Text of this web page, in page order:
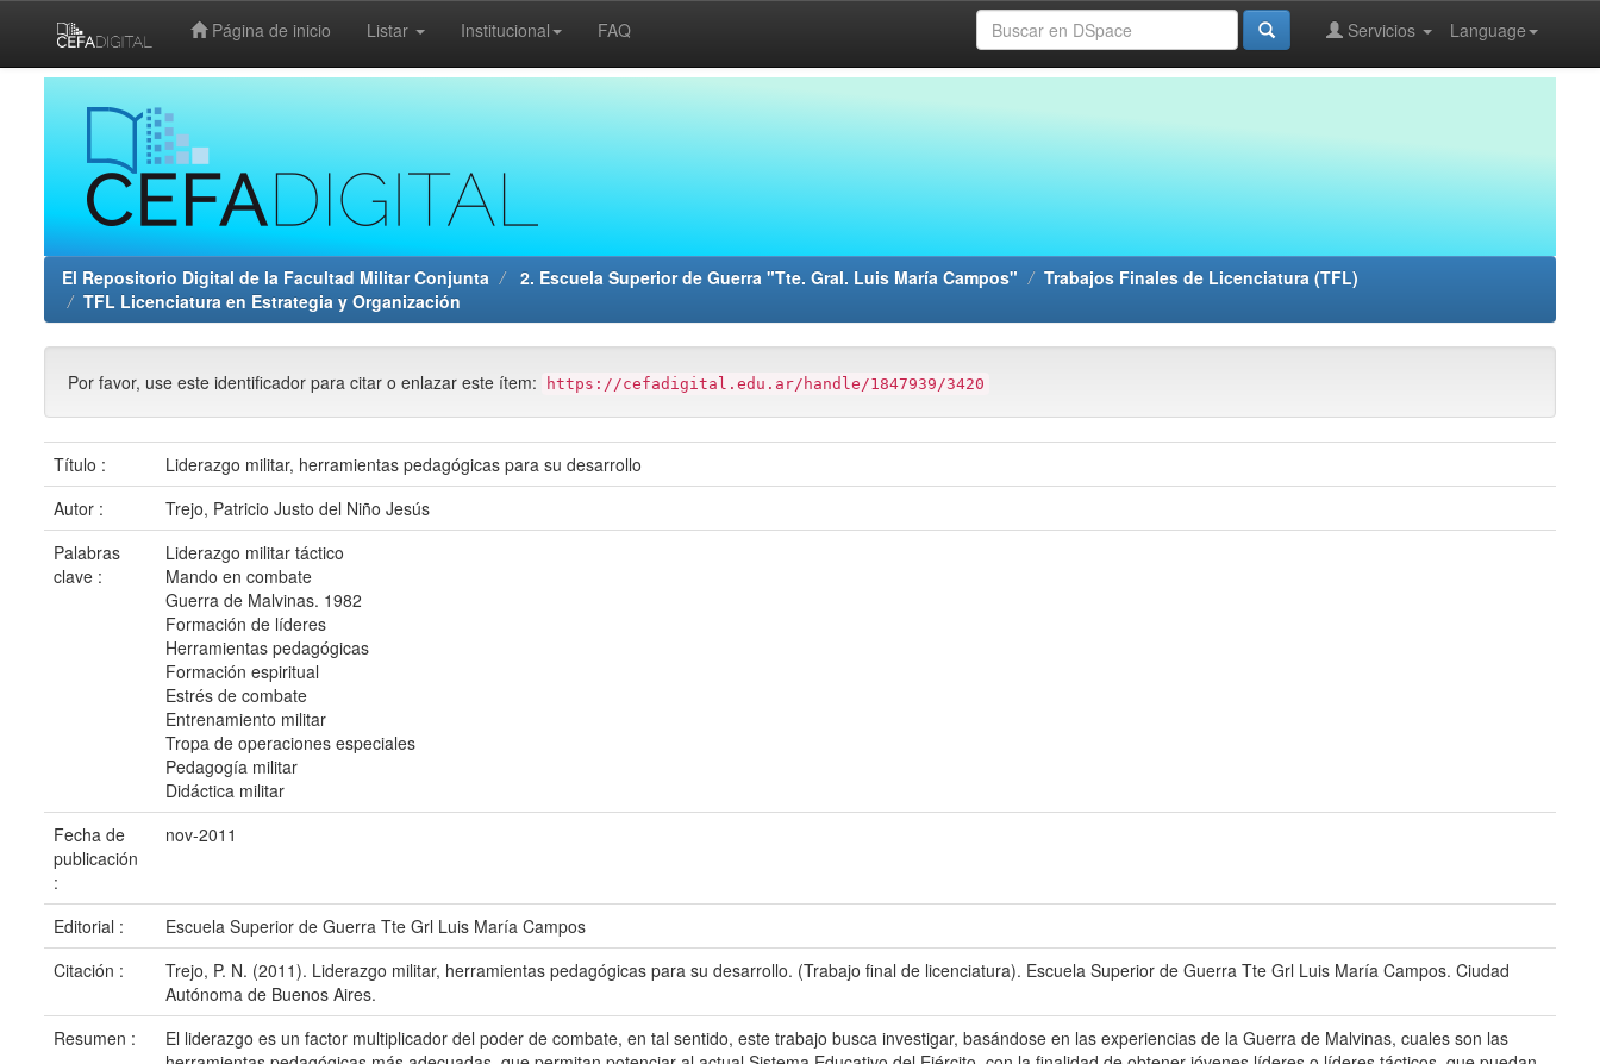
Página de inicio Listar Institucional FAQ Language
Servicios
El Repositorio Digital de la Facultad Militar Conjunta 2. Escuela Superior de Guerra "Tte. Gral. Luis María Campos"
Trabajos Finales de Licenciatura (TFL)
TFL Licenciatura en Estrategia y Organización
Por favor, use este identificador para citar o enlazar este ítem: https://cefadigital.edu.ar/handle/1847939/3420
Título :
Liderazgo militar, herramientas pedagógicas para su desarrollo
Autor :
Trejo, Patricio Justo del Niño Jesús
Palabras
clave :
Liderazgo militar táctico
Mando en combate
Guerra de Malvinas. 1982
Formación de líderes
Herramientas pedagógicas
Formación espiritual
Estrés de combate
Entrenamiento militar
Tropa de operaciones especiales
Pedagogía militar
Didáctica militar
Fecha de
publicación
:
nov-2011
Editorial :
Escuela Superior de Guerra Tte Grl Luis María Campos
Citación :
Trejo, P. N. (2011). Liderazgo militar, herramientas pedagógicas para su desarrollo. (Trabajo final de licenciatura). Escuela Superior de Guerra Tte Grl Luis María Campos. Ciudad
Autónoma de Buenos Aires.
Resumen :
El liderazgo es un factor multiplicador del poder de combate, en tal sentido, este trabajo busca investigar, basándose en las experiencias de la Guerra de Malvinas, cuales son las